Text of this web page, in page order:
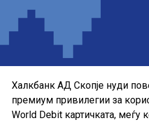
Понудата е наменета за
користат можностите на
своите секојдневни и летни
Халкбанк АД Скопје нуди
премиум привилегии за
World Debit картичката, меѓу